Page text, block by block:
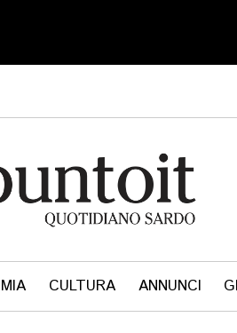
CULTURA ANNUNCI